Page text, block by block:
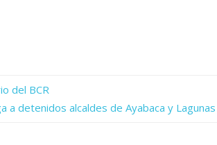
del BCR
a detenidos alcaldes de Ayabaca y Lagunas